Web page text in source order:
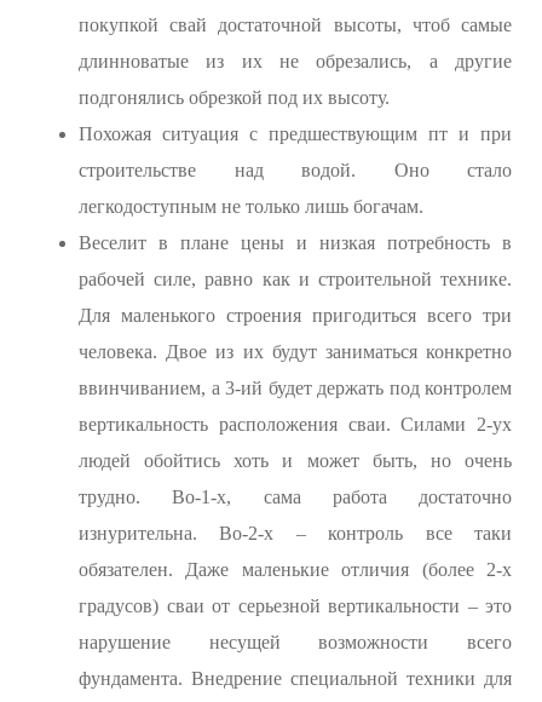
покупкой свай достаточной высоты, чтоб самые
длинноватые из их не обрезались, а другие
подгонялись обрезкой под их высоту.
Похожая ситуация с предшествующим пт и при
строительстве над водой. Оно стало
легкодоступным не только лишь богачам.
Веселит в плане цены и низкая потребность в
рабочей силе, равно как и строительной технике.
Для маленького строения пригодиться всего три
человека. Двое из их будут заниматься конкретно
ввинчиванием, а 3-ий будет держать под контролем
вертикальность расположения сваи. Силами 2-ух
людей обойтись хоть и может быть, но очень
трудно. Во-1-х, сама работа достаточно
изнурительна. Во-2-х – контроль все таки
обязателен. Даже маленькие отличия (более 2-х
градусов) сваи от серьезной вертикальности – это
нарушение несущей возможности всего
фундамента. Внедрение специальной техники для